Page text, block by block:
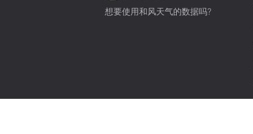
想要使用和风天气的数据吗?